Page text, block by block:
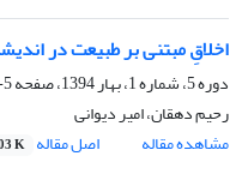
اخلاقِ مبتنی بر طبیعت در
دوره 5، شماره 1، بهار 1394، صفحه
5-28
رحیم دهقان، امیر دیوانی
مشاهده مقاله
اصل مقاله K